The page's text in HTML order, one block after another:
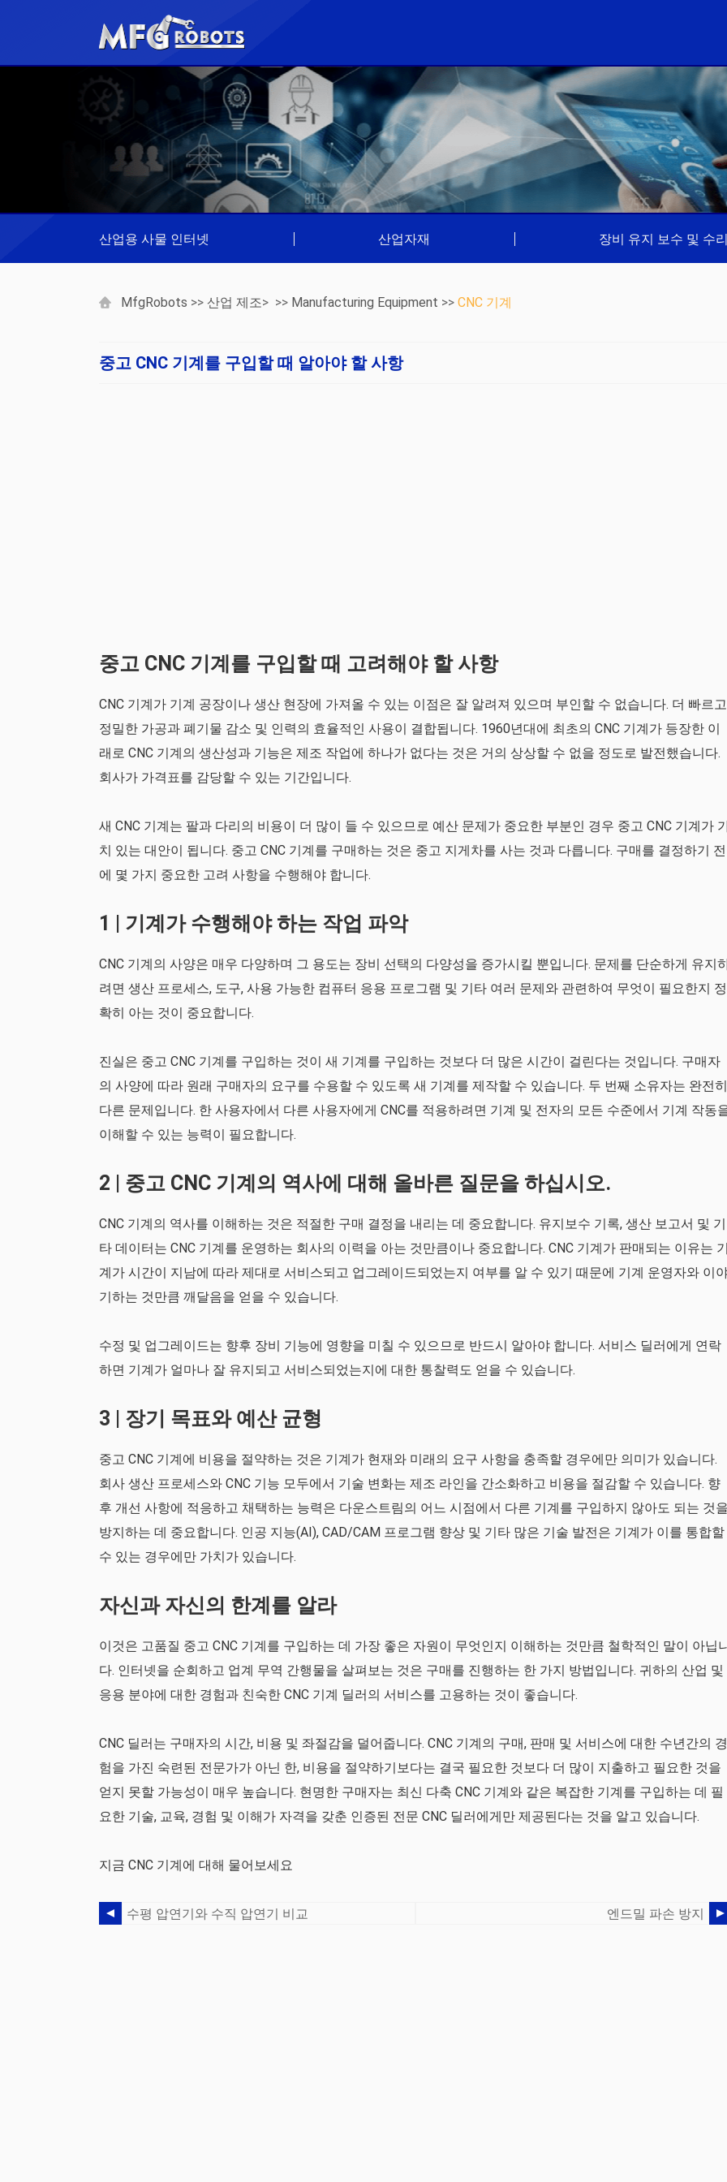
산업용 사물 인터넷 산업자재 장비 유지 보수 및 수리
MfgRobots >> 산업 제조> >> Manufacturing Equipment >> CNC 기계
중고 CNC 기계를 구입할 때 알아야 할 사항
중고 CNC 기계를 구입할 때 고려해야 할 사항
CNC 기계가 기계 공장이나 생산 현장에 가져올 수 있는 이점은 잘 알려져 있으며 부인할 수 없습니다. 더 빠르고
정밀한 가공과 폐기물 감소 및 인력의 효율적인 사용이 결합됩니다. 1960년대에 최초의 CNC 기계가 등장한 이
래로 CNC 기계의 생산성과 기능은 제조 작업에 하나가 없다는 것은 거의 상상할 수 없을 정도로 발전했습니다.
회사가 가격표를 감당할 수 있는 기간입니다.
새 CNC 기계는 팔과 다리의 비용이 더 많이 들 수 있으므로 예산 문제가 중요한 부분인 경우 중고 CNC 기계가
치 있는 대안이 됩니다. 중고 CNC 기계를 구매하는 것은 중고 지게차를 사는 것과 다릅니다. 구매를 결정하기 전
에 몇 가지 중요한 고려 사항을 수행해야 합니다.
1 | 기계가 수행해야 하는 작업 파악
CNC 기계의 사양은 매우 다양하며 그 용도는 장비 선택의 다양성을 증가시킬 뿐입니다. 문제를 단순하게 유지
려면 생산 프로세스, 도구, 사용 가능한 컴퓨터 응용 프로그램 및 기타 여러 문제와 관련하여 무엇이 필요한지 정
확히 아는 것이 중요합니다.
진실은 중고 CNC 기계를 구입하는 것이 새 기계를 구입하는 것보다 더 많은 시간이 걸린다는 것입니다. 구매자
의 사양에 따라 원래 구매자의 요구를 수용할 수 있도록 새 기계를 제작할 수 있습니다. 두 번째 소유자는 완전히
다른 문제입니다. 한 사용자에서 다른 사용자에게 CNC를 적용하려면 기계 및 전자의 모든 수준에서 기계 작동
이해할 수 있는 능력이 필요합니다.
2 | 중고 CNC 기계의 역사에 대해 올바른 질문을 하십시오.
CNC 기계의 역사를 이해하는 것은 적절한 구매 결정을 내리는 데 중요합니다. 유지보수 기록, 생산 보고서 및 기
타 데이터는 CNC 기계를 운영하는 회사의 이력을 아는 것만큼이나 중요합니다. CNC 기계가 판매되는 이유는 기
계가 시간이 지남에 따라 제대로 서비스되고 업그레이드되었는지 여부를 알 수 있기 때문에 기계 운영자와 이
기하는 것만큼 깨달음을 얻을 수 있습니다.
수정 및 업그레이드는 향후 장비 기능에 영향을 미칠 수 있으므로 반드시 알아야 합니다. 서비스 딜러에게 연락
하면 기계가 얼마나 잘 유지되고 서비스되었는지에 대한 통찰력도 얻을 수 있습니다.
3 | 장기 목표와 예산 균형
중고 CNC 기계에 비용을 절약하는 것은 기계가 현재와 미래의 요구 사항을 충족할 경우에만 의미가 있습니다.
회사 생산 프로세스와 CNC 기능 모두에서 기술 변화는 제조 라인을 간소화하고 비용을 절감할 수 있습니다. 향
후 개선 사항에 적응하고 채택하는 능력은 다운스트림의 어느 시점에서 다른 기계를 구입하지 않아도 되는 것을
방지하는 데 중요합니다. 인공 지능(AI), CAD/CAM 프로그램 향상 및 기타 많은 기술 발전은 기계가 이를 통합할
수 있는 경우에만 가치가 있습니다.
자신과 자신의 한계를 알라
이것은 고품질 중고 CNC 기계를 구입하는 데 가장 좋은 자원이 무엇인지 이해하는 것만큼 철학적인 말이 아닙
다. 인터넷을 순회하고 업계 무역 간행물을 살펴보는 것은 구매를 진행하는 한 가지 방법입니다. 귀하의 산업 및
응용 분야에 대한 경험과 친숙한 CNC 기계 딜러의 서비스를 고용하는 것이 좋습니다.
CNC 딜러는 구매자의 시간, 비용 및 좌절감을 덜어줍니다. CNC 기계의 구매, 판매 및 서비스에 대한 수년간의 경
험을 가진 숙련된 전문가가 아닌 한, 비용을 절약하기보다는 결국 필요한 것보다 더 많이 지출하고 필요한 것을
얻지 못할 가능성이 매우 높습니다. 현명한 구매자는 최신 다축 CNC 기계와 같은 복잡한 기계를 구입하는 데 필
요한 기술, 교육, 경험 및 이해가 자격을 갖춘 인증된 전문 CNC 딜러에게만 제공된다는 것을 알고 있습니다.
지금 CNC 기계에 대해 물어보세요
수평 압연기와 수직 압연기 비교 엔드밀 파손 방지